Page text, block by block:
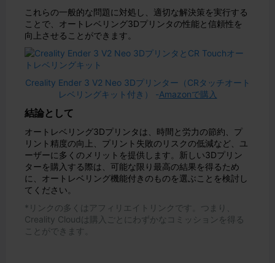
これらの一般的な問題に対処し、適切な解決策を実行する
ことで、オートレベリング3Dプリンタの性能と信頼性を
向上させることができます。
Creality Ender 3 V2 Neo 3Dプリンター（CRタッチオート
レベリングキット付き） -Amazonで購入
結論として
オートレベリング3Dプリンタは、時間と労力の節約、プ
リント精度の向上、プリント失敗のリスクの低減など、ユ
ーザーに多くのメリットを提供します。新しい3Dプリン
ターを購入する際は、可能な限り最高の結果を得るため
に、オートレベリング機能付きのものを選ぶことを検討し
てください。
*リンクの多くはアフィリエイトリンクです。つまり、
Creality Cloudは購入ごとにわずかなコミッションを得る
ことができます。